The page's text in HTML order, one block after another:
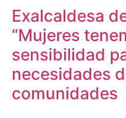
Exalcaldesa
“Mujeres
sensibilidad
necesidades
comunidades